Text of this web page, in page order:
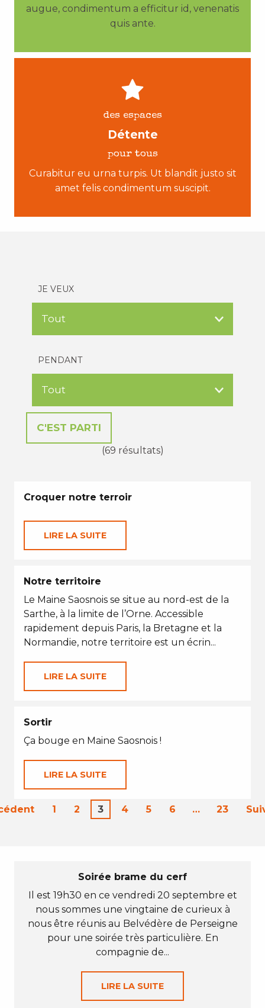
augue, condimentum a efficitur id, venenatis
quis ante.
des espaces
Détente
pour tous
Curabitur eu urna turpis. Ut blandit justo sit
amet felis condimentum suscipit.
JE VEUX
PENDANT
(69 résultats)
Croquer notre terroir
LIRE LA SUITE
Notre territoire
Le Maine Saosnois se situe au nord-est de la
Sarthe, à la limite de l’Orne. Accessible
rapidement depuis Paris, la Bretagne et la
Normandie, notre territoire est un écrin...
LIRE LA SUITE
Sortir
Ça bouge en Maine Saosnois !
LIRE LA SUITE
1 2 3 4 5 6 … 23
Soirée brame du cerf
Il est 19h30 en ce vendredi 20 septembre et
nous sommes une vingtaine de curieux à
nous être réunis au Belvédère de Perseigne
pour une soirée très particulière. En
compagnie de...
LIRE LA SUITE